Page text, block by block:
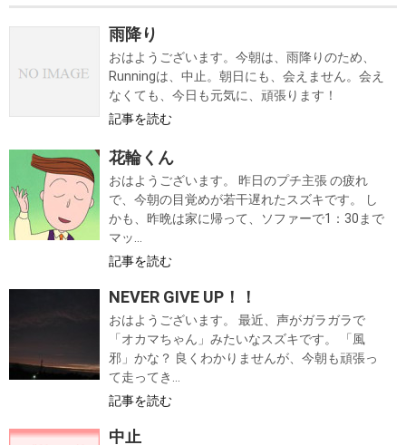
雨降り
おはようございます。今朝は、雨降りのため、
Runningは、中止。朝日にも、会えません。会え
なくても、今日も元気に、頑張ります！
記事を読む
花輪くん
おはようございます。 昨日のプチ主張 の疲れ
で、今朝の目覚めが若干遅れたスズキです。 し
かも、昨晩は家に帰って、ソファーで1：30まで
マッ...
記事を読む
NEVER GIVE UP！！
おはようございます。 最近、声がガラガラで
「オカマちゃん」みたいなスズキです。 「風
邪」かな？ 良くわかりませんが、今朝も頑張っ
て走ってき...
記事を読む
中止